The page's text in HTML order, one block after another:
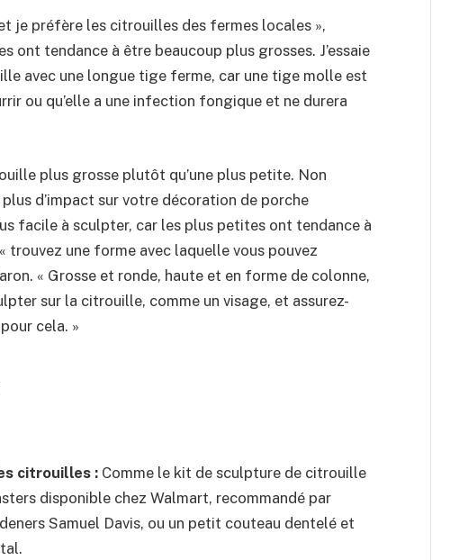
je préfère les citrouilles des fermes locales »,
ont tendance à être beaucoup plus grosses. J’essaie
avec une longue tige ferme, car une tige molle est
ou qu’elle a une infection fongique et ne durera
plus grosse plutôt qu’une plus petite. Non
d’impact sur votre décoration de porche
facile à sculpter, car les plus petites ont tendance à
une forme avec laquelle vous pouvez
« Grosse et ronde, haute et en forme de colonne,
sur la citrouille, comme un visage, et assurez-
cela. »
citrouilles : Comme le kit de sculpture de citrouille
disponible chez Walmart, recommandé par
Samuel Davis, ou un petit couteau dentelé et